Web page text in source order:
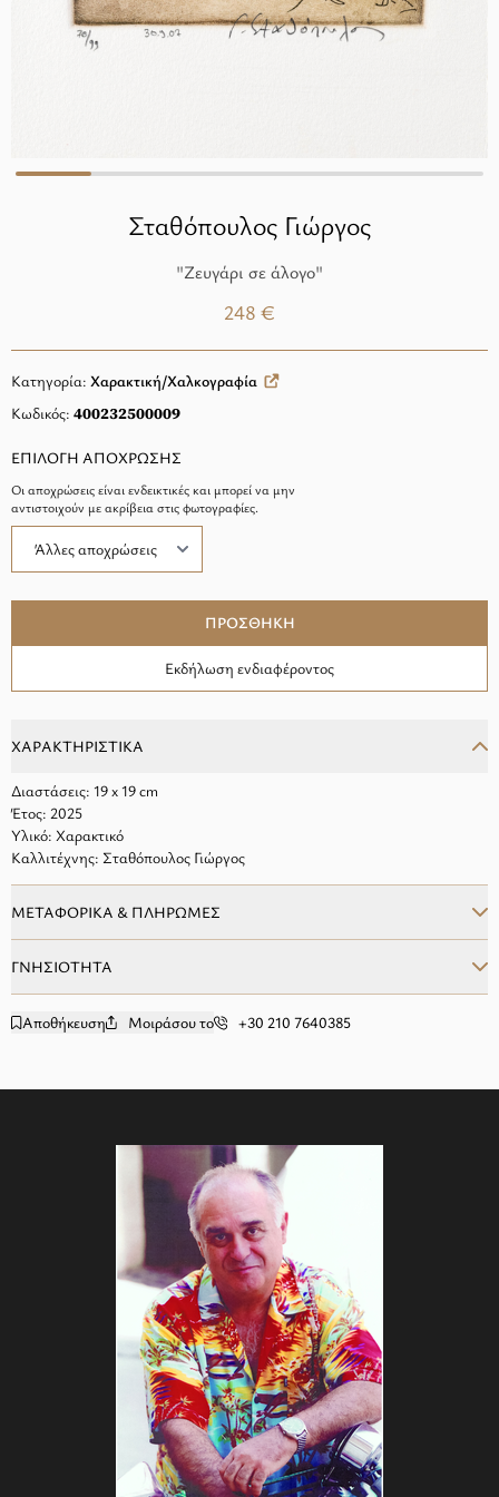
Σταθόπουλος Γιώργος
"Ζευγάρι σε άλογο"
248 €
Κατηγορία: Χαρακτική/Χαλκογραφία
Κωδικός: 400232500009
ΕΠΙΛΟΓΗ ΑΠΟΧΡΩΣΗΣ
Οι αποχρώσεις είναι ενδεικτικές και μπορεί να μην
αντιστοιχούν με ακρίβεια στις φωτογραφίες.
ΠΡΟΣΘΗΚΗ
Εκδήλωση ενδιαφέροντος
ΧΑΡΑΚΤΗΡΙΣΤΙΚΑ
Διαστάσεις: 19 x 19 cm
Έτος: 2025
Υλικό: Χαρακτικό
Καλλιτέχνης: Σταθόπουλος Γιώργος
ΜΕΤΑΦΟΡΙΚΑ & ΠΛΗΡΩΜΕΣ
ΓΝΗΣΙΟΤΗΤΑ
add to wishlist
Αποθήκευση Μοιράσου το +30 210 7640385